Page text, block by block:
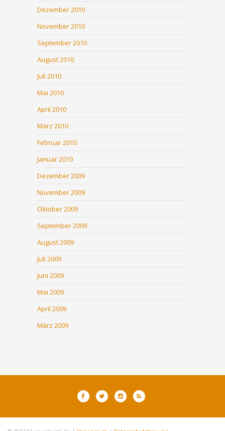
Dezember 2010
November 2010
September 2010
August 2010
Juli 2010
Mai 2010
April 2010
März 2010
Februar 2010
Januar 2010
Dezember 2009
November 2009
Oktober 2009
September 2009
August 2009
Juli 2009
Juni 2009
Mai 2009
April 2009
März 2009